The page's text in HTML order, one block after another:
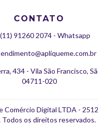
CONTATO
(11) 91260 2074 - Whatsapp
434 - Vila São Francisco,
04711-020
Comércio Digital LTDA -
Todos os direitos reservados.